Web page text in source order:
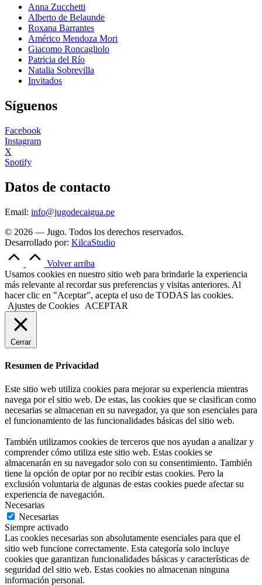
Anna Zucchetti
Alberto de Belaunde
Roxana Barrantes
Américo Mendoza Mori
Giacomo Roncagliolo
Patricia del Río
Natalia Sobrevilla
Invitados
Síguenos
Facebook
Instagram
X
Spotify
Datos de contacto
Email: info@jugodecaigua.pe
© 2026 — Jugo. Todos los derechos reservados.
Desarrollado por: KilcaStudio
Volver arriba
Usamos cookies en nuestro sitio web para brindarle la experiencia
más relevante al recordar sus preferencias y visitas anteriores. Al
hacer clic en "Aceptar", acepta el uso de TODAS las cookies.
Ajustes de Cookies
ACEPTAR
Cerrar
Resumen de Privacidad
Este sitio web utiliza cookies para mejorar su experiencia mientras
navega por el sitio web. De estas, las cookies que se clasifican como
necesarias se almacenan en su navegador, ya que son esenciales para
el funcionamiento de las funcionalidades básicas del sitio web.
También utilizamos cookies de terceros que nos ayudan a analizar y
comprender cómo utiliza este sitio web. Estas cookies se
almacenarán en su navegador solo con su consentimiento. También
tiene la opción de optar por no recibir estas cookies. Pero la
exclusión voluntaria de algunas de estas cookies puede afectar su
experiencia de navegación.
Necesarias
Necesarias
Siempre activado
Las cookies necesarias son absolutamente esenciales para que el
sitio web funcione correctamente. Esta categoría solo incluye
cookies que garantizan funcionalidades básicas y características de
seguridad del sitio web. Estas cookies no almacenan ninguna
información personal.